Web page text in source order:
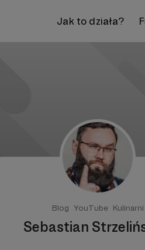
Jak to działa?
Blog YouTube Kulinarni
Sebastian